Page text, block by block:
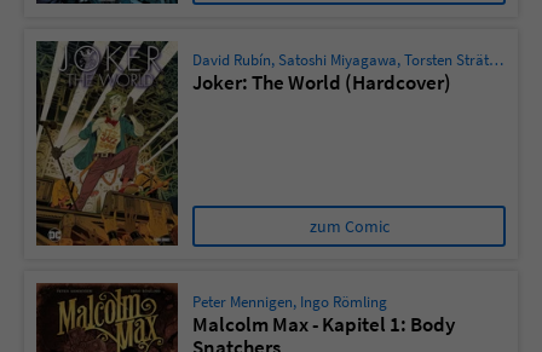
David Rubín, Satoshi Miyagawa,Torsten Sträter ,
Joker: The World (Hardcover)
zum Comic
Peter Mennigen, Ingo Römling
Malcolm Max - Kapitel 1: Body